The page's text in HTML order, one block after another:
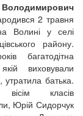
2 травня
Волині у селі
району.
багатодітна
виховували
утратила батька.
вісім класів
Юрій Сидорчук